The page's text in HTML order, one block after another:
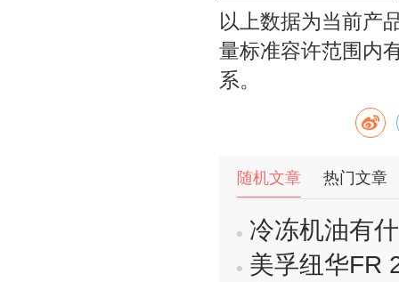
以上数据为当前产
量标准容许范围内
系。
随机文章 热门文章
冷冻机油有
美孚纽华FR